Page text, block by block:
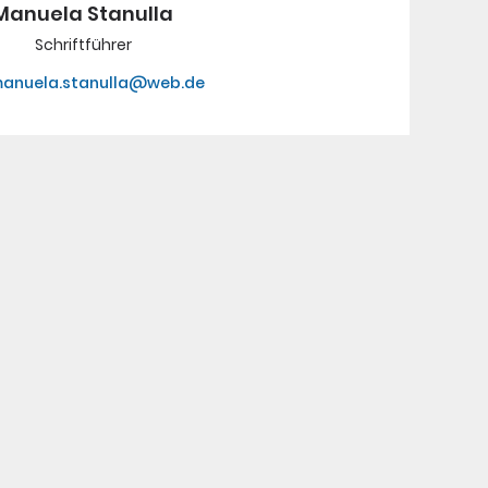
Stanulla
Schriftführer